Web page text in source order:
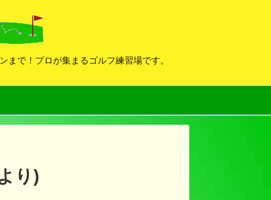
で！プロが集まるゴルフ練習場です。
り)